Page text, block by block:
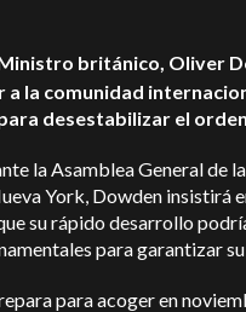
británico, Oliver
la comunidad
desestabilizar el
la Asamblea General de
York, Dowden insistirá
su rápido desarrollo
para garantizar
para acoger en